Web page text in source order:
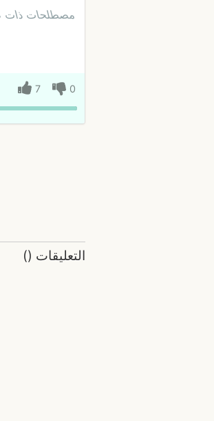
مصطلحات ذات
0
7
التعليقات (
)